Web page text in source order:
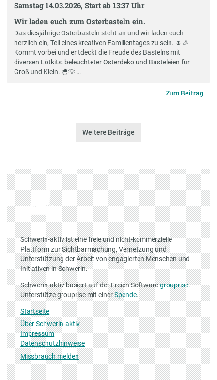
Samstag 14.03.2026, Start ab 13:37 Uhr
Wir laden euch zum Osterbasteln ein.
Das diesjährige Osterbasteln steht an und wir laden euch
herzlich ein, Teil eines kreativen Familientages zu sein. 🌷🎉
Kommt vorbei und entdeckt die Freude des Bastelns mit
diversen Lötkits, beleuchteter Osterdeko und Basteleien für
Groß und Klein. 🐣💡 …
Zum Beitrag …
Weitere Beiträge
Schwerin-aktiv ist eine freie und nicht-kommerzielle
Plattform zur Sichtbarmachung, Vernetzung und
Unterstützung der Arbeit von engagierten Menschen und
Initiativen in Schwerin.
Schwerin-aktiv basiert auf der Freien Softwaregrouprise.
Unterstütze grouprise mit einerSpende.
Startseite
Über Schwerin-aktiv
Impressum
Datenschutzhinweise
Missbrauch melden